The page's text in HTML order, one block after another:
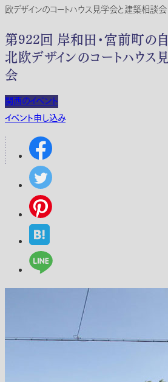
欧デザインのコートハウス見学会と建築相談会
第922回 岸和田・宮前町の
北欧デザインのコートハウ
会
関西のイベント
イベント申し込み